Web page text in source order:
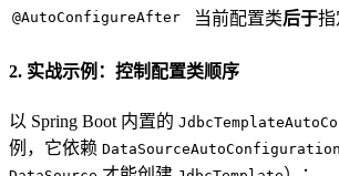
@AutoConfigureAfter 当前配置类后于指
2. 实战示例：控制配置类顺序
以 Spring Boot 内置的
例，它依赖 DataSourceAutoConfiguration